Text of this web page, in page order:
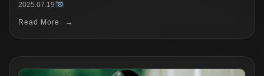
2025.07.19
Read More →